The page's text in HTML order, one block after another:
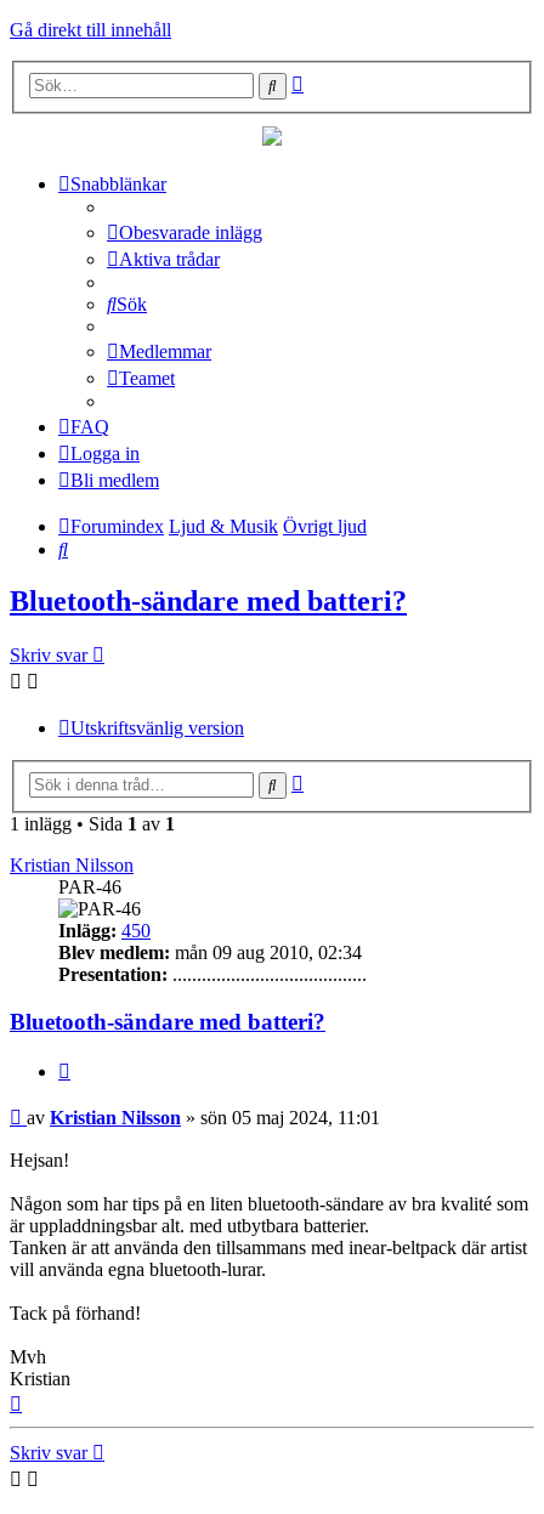
Gå direkt till innehåll
Sök
Snabblänkar
Obesvarade inlägg
Aktiva trådar
Sök
Medlemmar
Teamet
FAQ
Logga in
Bli medlem
Forumindex Ljud & Musik Övrigt ljud
Sök
Bluetooth-sändare med batteri?
Skriv svar
Utskriftsvänlig version
Sök
1 inlägg • Sida 1 av 1
Kristian Nilsson
PAR-46
Inlägg: 450
Blev medlem: mån 09 aug 2010, 02:34
Presentation: ........................................
Bluetooth-sändare med batteri?
Inlägg
av Kristian Nilsson » sön 05 maj 2024, 11:01
Hejsan!
Någon som har tips på en liten bluetooth-sändare av bra kvalité som
är uppladdningsbar alt. med utbytbara batterier.
Tanken är att använda den tillsammans med inear-beltpack där artist
vill använda egna bluetooth-lurar.
Tack på förhand!
Mvh
Kristian
Skriv svar